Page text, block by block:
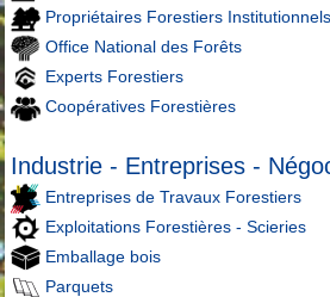
Propriétaires Forestiers Institutionnels
Office National des Forêts
Experts Forestiers
Coopératives Forestières
Industrie - Entreprises -
Entreprises de Travaux Forestiers
Exploitations Forestières - Scieries
Emballage bois
Parquets